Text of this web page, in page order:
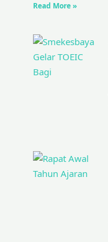
Read More »